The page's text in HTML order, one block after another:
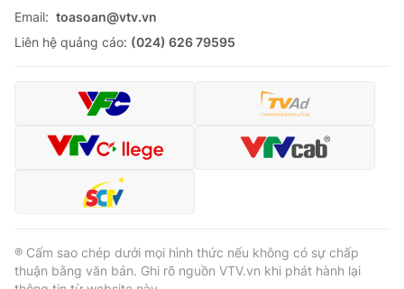
Email: toasoan@vtv.vn
Liên hệ quảng cáo: (024) 626 79595
® Cấm sao chép dưới mọi hình thức nếu không có sự chấp
thuận bằng văn bản. Ghi rõ nguồn VTV.vn khi phát hành lại